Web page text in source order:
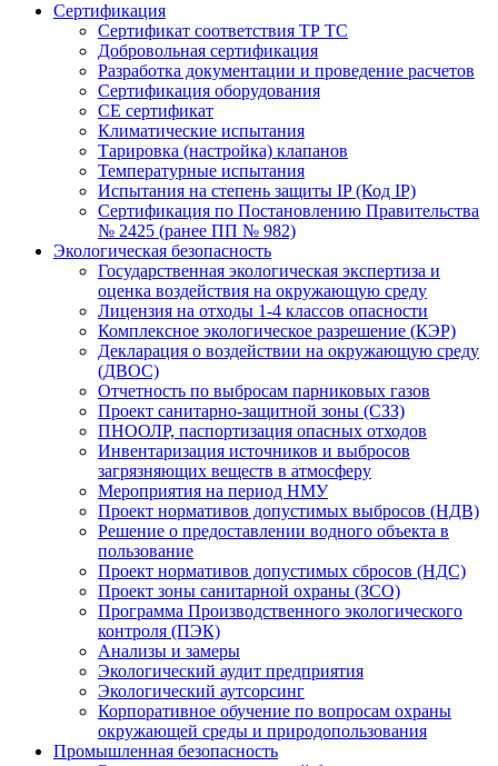
Сертификация
Cертификат соответствия ТР ТС
Добровольная сертификация
Разработка документации и проведение расчетов
Сертификация оборудования
CE cертификат
Климатические испытания
Тарировка (настройка) клапанов
Температурные испытания
Испытания на степень защиты IP (Код IP)
Сертификация по Постановлению Правительства
№ 2425 (ранее ПП № 982)
Экологическая безопасность
Государственная экологическая экспертиза и
оценка воздействия на окружающую среду
Лицензия на отходы 1-4 классов опасности
Комплексное экологическое разрешение (КЭР)
Декларация о воздействии на окружающую среду
(ДВОС)
Отчетность по выбросам парниковых газов
Проект санитарно-защитной зоны (СЗЗ)
ПНООЛР, паспортизация опасных отходов
Инвентаризация источников и выбросов
загрязняющих веществ в атмосферу
Мероприятия на период НМУ
Проект нормативов допустимых выбросов (НДВ)
Решение о предоставлении водного объекта в
пользование
Проект нормативов допустимых сбросов (НДС)
Проект зоны санитарной охраны (ЗСО)
Программа Производственного экологического
контроля (ПЭК)
Анализы и замеры
Экологический аудит предприятия
Экологический аутсорсинг
Корпоративное обучение по вопросам охраны
окружающей среды и природопользования
Промышленная безопасность